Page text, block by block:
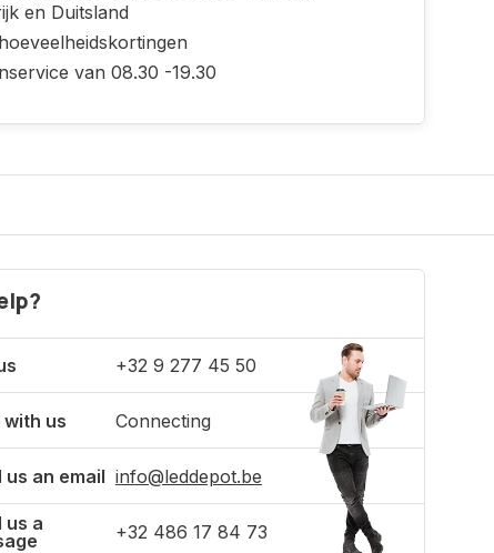
en Duitsland
van 08.30 -19.30
+32 9 277 45 50
with us Connecting
us an email info@leddepot.be
us a
+32 486 17 84 73